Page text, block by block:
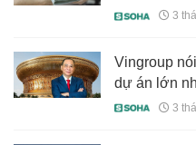
tục rồi kiện
3
Vingroup
dự án lớn
bất ly
3